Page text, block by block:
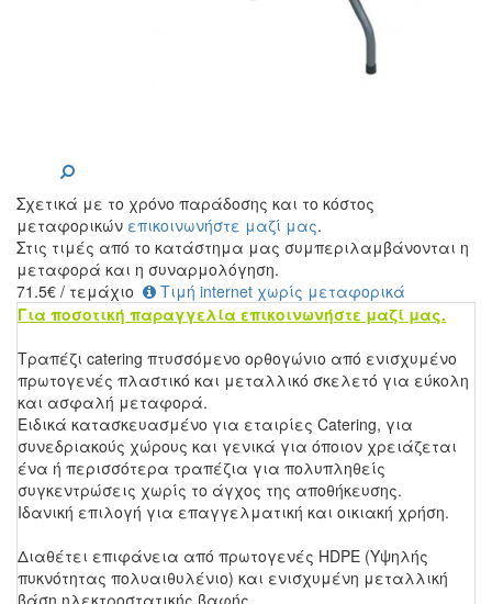
Σχετικά με το χρόνο παράδοσης και το κόστος
μεταφορικών επικοινωνήστε μαζί μας.
Στις τιμές από το κατάστημα μας συμπεριλαμβάνονται η
μεταφορά και η συναρμολόγηση.
71.5€ / τεμάχιο
Τιμή internet χωρίς μεταφορικά
Για ποσοτική παραγγελία επικοινωνήστε μαζί μας.
Τραπέζι catering πτυσσόμενο ορθογώνιο από ενισχυμένο
πρωτογενές πλαστικό και μεταλλικό σκελετό για εύκολη
και ασφαλή μεταφορά.
Ειδικά κατασκευασμένο για εταιρίες Catering, για
συνεδριακούς χώρους και γενικά για όποιον χρειάζεται
ένα ή περισσότερα τραπέζια για πολυπληθείς
συγκεντρώσεις χωρίς το άγχος της αποθήκευσης.
Ιδανική επιλογή για επαγγελματική και οικιακή χρήση.
Διαθέτει επιφάνεια από πρωτογενές HDPE (Υψηλής
πυκνότητας πολυαιθυλένιο) και ενισχυμένη μεταλλική